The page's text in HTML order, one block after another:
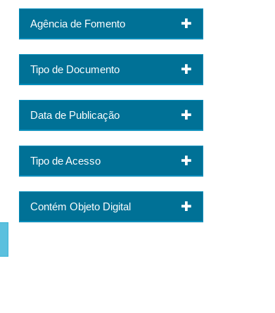
Agência de Fomento
Tipo de Documento
Data de Publicação
Tipo de Acesso
Contém Objeto Digital